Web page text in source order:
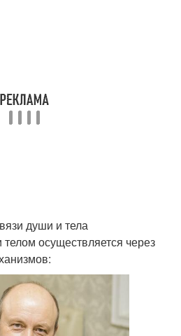
души и тела
осуществляется через